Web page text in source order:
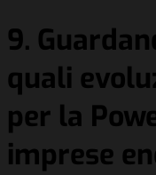
9.
quali
per la
imprese